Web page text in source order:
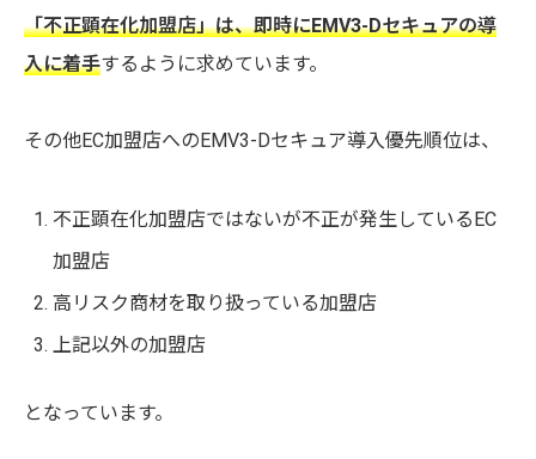
「不正顕在化加盟店」は、即時にEMV3-Dセキュアの導
入に着手するように求めています。
その他EC加盟店へのEMV3-Dセキュア導入優先順位は、
不正顕在化加盟店ではないが不正が発生しているEC
加盟店
高リスク商材を取り扱っている加盟店
上記以外の加盟店
となっています。